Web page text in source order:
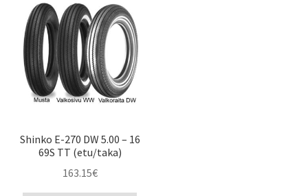
Shinko E-270 DW 5.00 – 16
69S TT (etu/taka)
163.15€